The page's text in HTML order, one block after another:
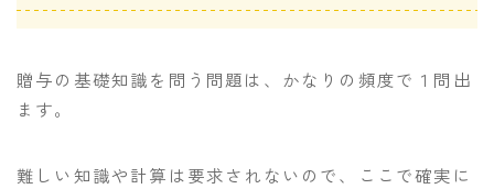
贈与の基礎知識を問う問題は、かなりの頻度で１問出
ます。
難しい知識や計算は要求されないので、ここで確実に